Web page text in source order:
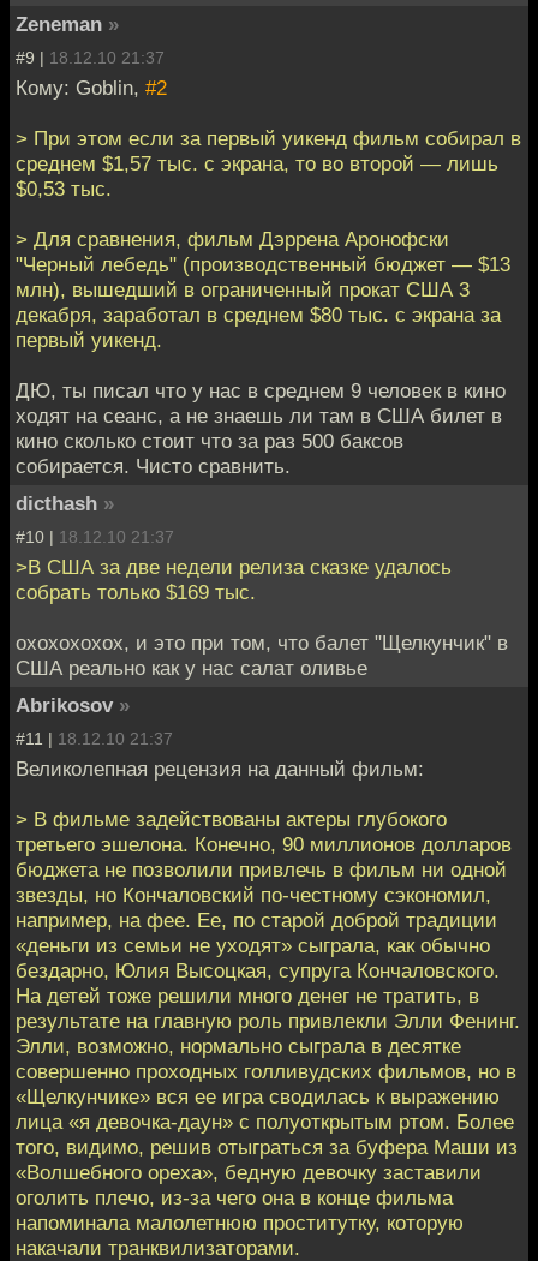
Zeneman »
#9 | 18.12.10 21:37
Кому: Goblin, #2
> При этом если за первый уикенд фильм собирал в
среднем $1,57 тыс. с экрана, то во второй — лишь
$0,53 тыс.
> Для сравнения, фильм Дэррена Аронофски
"Черный лебедь" (производственный бюджет — $13
млн), вышедший в ограниченный прокат США 3
декабря, заработал в среднем $80 тыс. с экрана за
первый уикенд.
ДЮ, ты писал что у нас в среднем 9 человек в кино
ходят на сеанс, а не знаешь ли там в США билет в
кино сколько стоит что за раз 500 баксов
собирается. Чисто сравнить.
dicthash »
#10 | 18.12.10 21:37
>В США за две недели релиза сказке удалось
собрать только $169 тыс.
охохохохох, и это при том, что балет "Щелкунчик" в
США реально как у нас салат оливье
Abrikosov »
#11 | 18.12.10 21:37
Великолепная рецензия на данный фильм:
> В фильме задействованы актеры глубокого
третьего эшелона. Конечно, 90 миллионов долларов
бюджета не позволили привлечь в фильм ни одной
звезды, но Кончаловский по-честному сэкономил,
например, на фее. Ее, по старой доброй традиции
«деньги из семьи не уходят» сыграла, как обычно
бездарно, Юлия Высоцкая, супруга Кончаловского.
На детей тоже решили много денег не тратить, в
результате на главную роль привлекли Элли Фенинг.
Элли, возможно, нормально сыграла в десятке
совершенно проходных голливудских фильмов, но в
«Щелкунчике» вся ее игра сводилась к выражению
лица «я девочка-даун» с полуоткрытым ртом. Более
того, видимо, решив отыграться за буфера Маши из
«Волшебного ореха», бедную девочку заставили
оголить плечо, из-за чего она в конце фильма
напоминала малолетнюю проститутку, которую
накачали транквилизаторами.